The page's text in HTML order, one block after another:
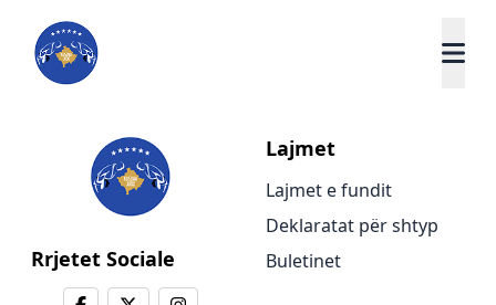
Rrjetet Sociale
Lajmet
Lajmet e fundit
Deklaratat për shtyp
Buletinet